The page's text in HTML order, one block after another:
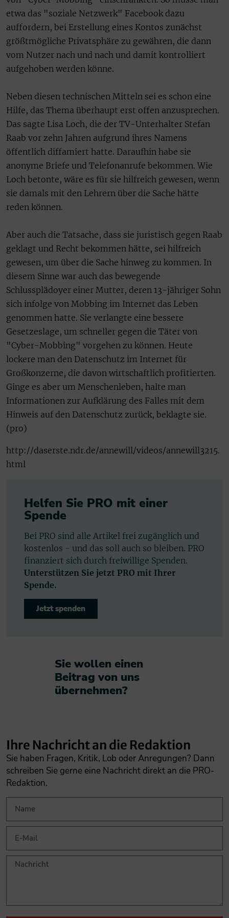
etwa das "soziale Netzwerk" Facebook dazu
auffordern, bei Erstellung eines Kontos zunächst
größtmögliche Privatsphäre zu gewähren, die dann
vom Nutzer nach und nach und damit kontrolliert
aufgehoben werden könne.
Neben diesen technischen Mitteln sei es schon eine
Hilfe, das Thema überhaupt erst offen anzusprechen.
Das sagte Lisa Loch, die der TV-Unterhalter Stefan
Raab vor zehn Jahren aufgrund ihres Namens
öffentlich diffamiert hatte. Daraufhin habe sie
anonyme Briefe und Telefonanrufe bekommen. Wie
Loch betonte, wäre es für sie hilfreich gewesen, wenn
sie damals mit den Lehrern über die Sache hätte
reden können.
Aber auch die Tatsache, dass sie juristisch gegen Raab
geklagt und Recht bekommen hätte, sei hilfreich
gewesen, um über die Sache hinweg zu kommen. In
diesem Sinne war auch das bewegende
Schlussplädoyer einer Mutter, deren 13-jähriger Sohn
sich infolge von Mobbing im Internet das Leben
genommen hatte. Sie verlangte eine bessere
Gesetzeslage, um schneller gegen die Täter von
"Cyber-Mobbing" vorgehen zu können. Heute
lockere man den Datenschutz im Internet für
Großkonzerne, die davon wirtschaftlich profitierten.
Ginge es aber um Menschenleben, halte man
Informationen zur Aufklärung des Falles mit dem
Hinweis auf den Datenschutz zurück, beklagte sie.
(pro)
http://daserste.ndr.de/annewill/videos/annewill3215.
html
Helfen Sie PRO mit einer
Spende
Bei PRO sind alle Artikel frei zugänglich und
kostenlos - und das soll auch so bleiben. PRO
finanziert sich durch freiwillige Spenden.
Unterstützen Sie jetzt PRO mit Ihrer
Spende.
Jetzt spenden
Sie wollen einen
Beitrag von uns
übernehmen?​
Ihre Nachricht an die Redaktion
Sie haben Fragen, Kritik, Lob oder Anregungen? Dann
schreiben Sie gerne eine Nachricht direkt an die PRO-
Redaktion.